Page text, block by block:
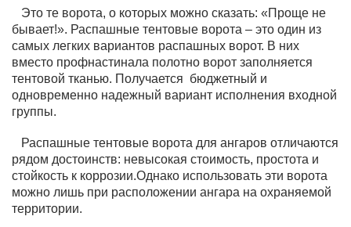
Это те ворота, о которых можно сказать: «Проще не
бывает!». Распашные тентовые ворота – это один из
самых легких вариантов распашных ворот. В них
вместо профнастинала полотно ворот заполняется
тентовой тканью. Получается бюджетный и
одновременно надежный вариант исполнения входной
группы.
Распашные тентовые ворота для ангаров отличаются
рядом достоинств: невысокая стоимость, простота и
стойкость к коррозии.Однако использовать эти ворота
можно лишь при расположении ангара на охраняемой
территории.